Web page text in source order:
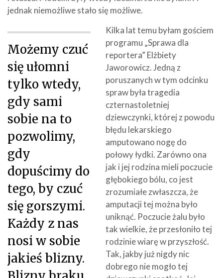
jednak niemożliwe stało się możliwe.
Możemy czuć
się ułomni
tylko wtedy,
gdy sami
sobie na to
pozwolimy,
gdy
dopuścimy do
tego, by czuć
się gorszymi.
Każdy z nas
nosi w sobie
jakieś blizny.
Kilka lat temu byłam gościem
programu „Sprawa dla
reportera” Elżbiety
Jaworowicz. Jedną z
poruszanych w tym odcinku
spraw była tragedia
czternastoletniej
dziewczynki, której z powodu
błędu lekarskiego
amputowano nogę do
połowy łydki. Zarówno ona
jak i jej rodzina mieli poczucie
głębokiego bólu, co jest
zrozumiałe zwłaszcza, że
amputacji tej można było
uniknąć. Poczucie żalu było
tak wielkie, że przesłoniło tej
rodzinie wiarę w przyszłość.
Tak, jakby już nigdy nic
dobrego nie mogło tej